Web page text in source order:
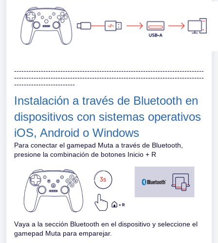
------------------------------------------------------------------------------
------------------------------------------------------------------------------
-------------------------
Instalación a través de Bluetooth en
dispositivos con sistemas operativos
iOS, Android o Windows
Para conectar el gamepad Muta a través de Bluetooth,
presione la combinación de botones Inicio + R
Vaya a la sección Bluetooth en el dispositivo y seleccione el
gamepad Muta para emparejar.